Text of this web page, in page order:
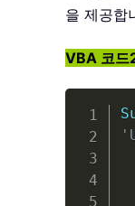
을 제공합
VBA 코드